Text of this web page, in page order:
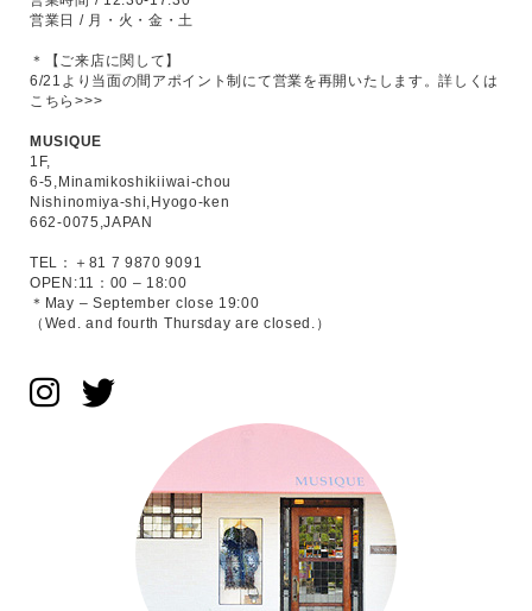
営業日 / 月・火・金・土
＊【ご来店に関して】
6/21より当面の間アポイント制にて営業を再開いたします。詳しくは
こちら>>>
MUSIQUE
1F,
6-5,Minamikoshikiiwai-chou
Nishinomiya-shi,Hyogo-ken
662-0075,JAPAN
TEL：＋81 7 9870 9091
OPEN:11：00 – 18:00
＊May – September close 19:00
（Wed. and fourth Thursday are closed.）